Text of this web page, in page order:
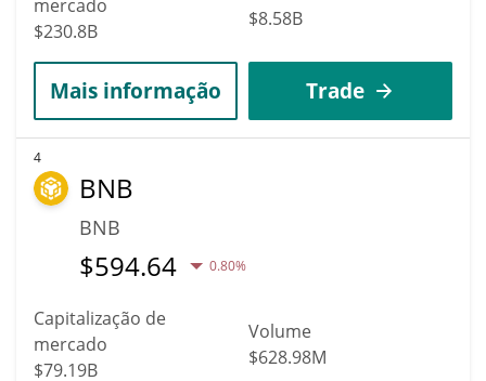
mercado
$230.8B
$8.58B
Mais informação Trade
4
BNB
BNB
$594.64 0.80%
Capitalização de
mercado
$79.19B
Volume
$628.98M